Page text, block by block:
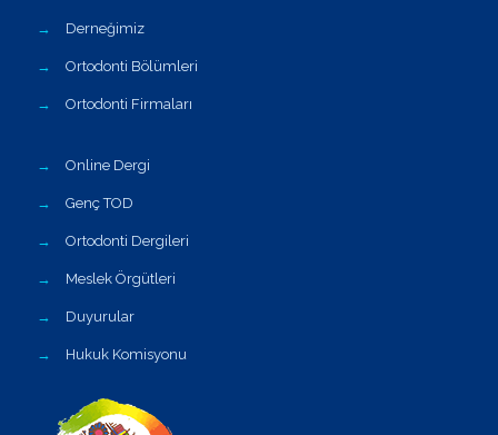
→ Derneğimiz
→ Ortodonti Bölümleri
→ Ortodonti Firmaları
→ Online Dergi
→ Genç TOD
→ Ortodonti Dergileri
→ Meslek Örgütleri
→ Duyurular
→ Hukuk Komisyonu